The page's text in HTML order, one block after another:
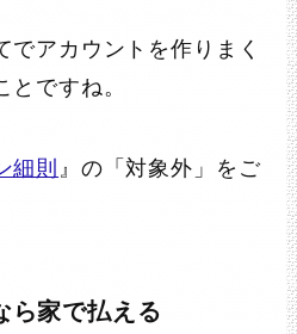
でアカウントを作りまく
とですね。
細則 』の「対象外」をご
ら家で払える